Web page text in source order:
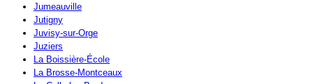
Jumeauville
Jutigny
Juvisy-sur-Orge
Juziers
La Boissière-École
La Brosse-Montceaux